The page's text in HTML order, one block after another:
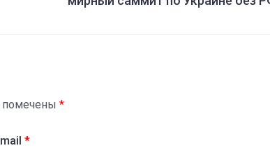
помечены *
*